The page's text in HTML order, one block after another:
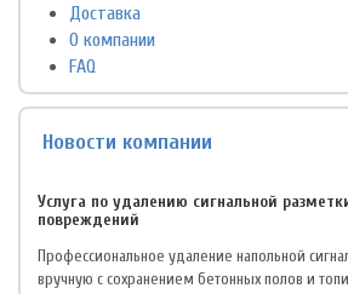
Доставка
О компании
FAQ
Новости компании
Услуга по удалению сигнальной
повреждений
Профессиональное удаление напольной
вручную с сохранением бетонных полов и